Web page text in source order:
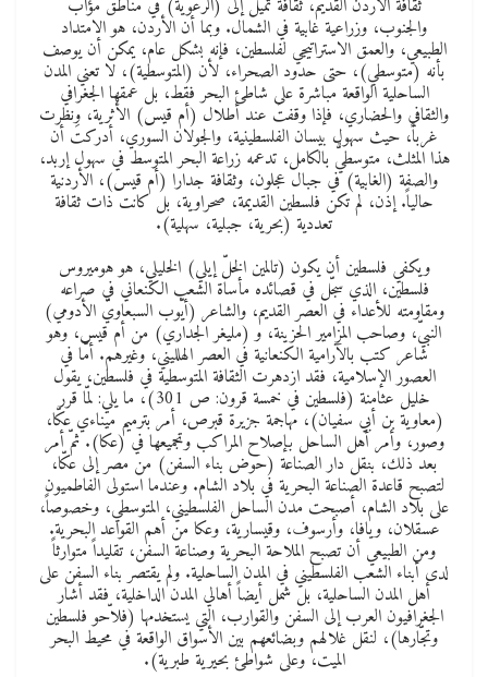
ثقافة الأردن القديم، ثقافة تميل إلى (الرعوية) في مناطق مؤاب
والجنوب، وزراعية غابية في الشمال. وبما أن الأردن، هو الامتداد
الطبيعي، والعمق الاستراتيجي لفلسطين، فإنه بشكل عام، يمكن أن يوصف
بأنه (متوسطي)، حتى حدود الصحراء، لأن (المتوسطية)، لا تعني المدن
الساحلية الواقعة مباشرة على شاطئ البحر فقط، بل عمقها الجغرافي
والثقافي والحضاري، فإذا وقفتَ عند أطلال (أم قيس) الأثرية، ونظرت
غرباً، حيث سهول بيسان الفلسطينية، والجولان السوري، أدركتَ أن
هذا المثلث، متوسطيٌّ بالكامل، تدعمه زراعة البحر المتوسط في سهول إربد،
والصفة (الغابية) في جبال عجلون، وثقافة جدارا (أم قيس)، الأردنية
حالياً. إذن، لم تكن فلسطين القديمة، صحراوية، بل كانت ذات ثقافة
تعددية (بحرية، جبلية، سهلية).
ويكفي فلسطين أن يكون (تالمين الخلّ إيلي) الخليلي، هو هوميروس
فلسطين، الذي سجّل في قصائده مأساة الشعب الكنعاني في صراعه
ومقاومته للأعداء في العصر القديم، والشاعر (أيّوب السبعاويّ الأدومي)
النبيّ، وصاحب المزامير الحزينة، و (مليغر الجداري) من أم قيس، وهو
شاعر كتب بالآرامية الكنعانية في العصر الهلليني، وغيرهم. أمّا في
العصور الإسلامية، فقد ازدهرت الثقافة المتوسطية في فلسطين، يقول
خليل عثامنة (فلسطين في خمسة قرون: ص 301)، ما يلي: لمّا قرر
(معاوية بن أبي سفيان)، مهاجمة جزيرة قبرص، أمر بترميم ميناءي عكّا،
وصور، وأمر أهل الساحل بإصلاح المراكب وتجميعها في (عكا). ثمّ أمر
بعد ذلك، بنقل دار الصناعة (حوض بناء السفن) من مصر إلى عكّا،
لتصبح قاعدة الصناعة البحرية في بلاد الشام. وعندما استولى الفاطميون
على بلاد الشام، أصبحت مدن الساحل الفلسطيني، المتوسطي، وخصوصاً،
عسقلان، ويافا، وأرسوف، وقيسارية، وعكا من أهم القواعد البحرية.
ومن الطبيعي أن تصبح الملاحة البحرية وصناعة السفن، تقليداً متوارثاً
لدى أبناء الشعب الفلسطيني في المدن الساحلية. ولم يقتصر بناء السفن على
أهل المدن الساحلية، بل شمل أيضاً أهالي المدن الداخلية، فقد أشار
الجغرافيون العرب إلى السفن والقوارب، التي يستخدمها (فلاّحو فلسطين
وتجّارها)، لنقل غلالهم وبضائعهم بين الأسواق الواقعة في محيط البحر
الميت، وعلى شواطئ بحيرية طبرية).